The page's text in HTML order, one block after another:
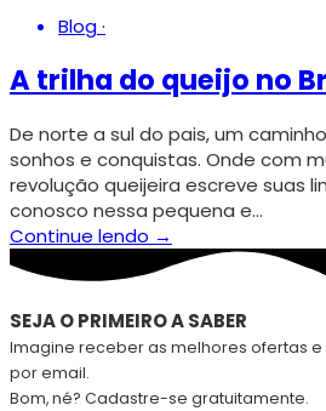
Blog·
A trilha do queijo no
De norte a sul do pais, um
sonhos e conquistas. Onde com
revolução queijeira escreve suas
conosco nessa pequena e…
Continue lendo →
SEJA O PRIMEIRO A SABER
Imagine receber as melhores ofertas
por email.
Bom, né? Cadastre-se gratuitamente.